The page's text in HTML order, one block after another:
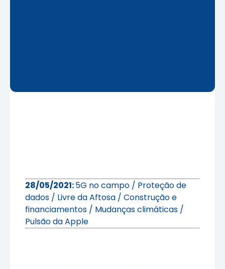
28/05/2021:5G no campo / Proteção de
dados / Livre da Aftosa / Construção e
financiamentos / Mudanças climáticas /
Pulsão da Apple